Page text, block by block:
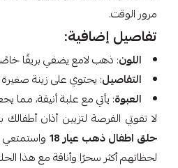
مرور الوقت.
تفاصيل إضافية:
اللون: ذهب لامع يضفي بريقًا
التفاصيل: يحتوي على زينة
العبوة: يأتي مع علبة أنيقة، مما
لا تفوتي الفرصة لتزيين أذان
حلق اطفال ذهب عيار 18
لحظاتهم أكثر سحرًا وأناقة مع هذا